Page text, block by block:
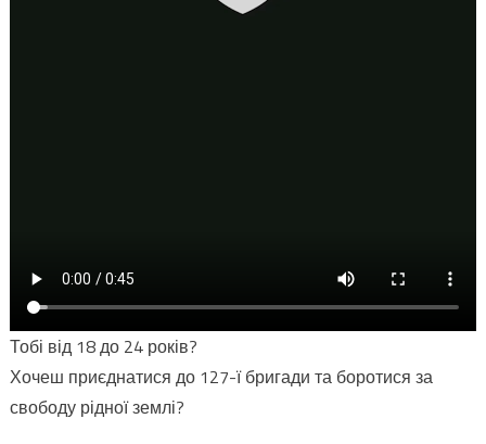
Тобі від 18 до 24 років?
Хочеш приєднатися до 127-ї бригади та боротися за
свободу рідної землі?